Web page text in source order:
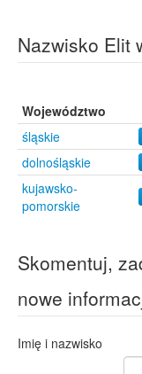
Nazwisko Elit
Województwo
śląskie
dolnośląskie
kujawsko-
pomorskie
Skomentuj,
nowe
Imię i nazwisko